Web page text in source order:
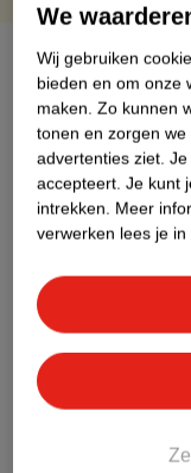
Over dit
Nature Impact
Bestel &
We
Wij gebruiken
bieden en om onze
maken. Zo kunnen
tonen en zorgen
advertenties ziet. Je
accepteert. Je kunt
intrekken. Meer
verwerken lees je in